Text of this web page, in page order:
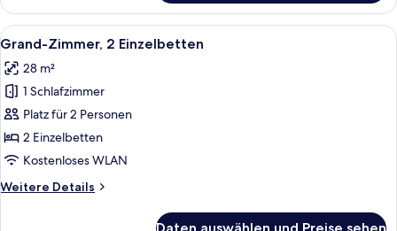
Suite,
Stadtblick
Alle
Fotos
für
Grand-
Zimmer,
2 Einzelbetten
anzeigen
Ein Doppelbett mit grau-weißer
18
Grand-Zimmer, 2 Einzelbetten
28 m²
1 Schlafzimmer
Platz für 2 Personen
2 Einzelbetten
Kostenloses WLAN
Weitere Details
Weitere